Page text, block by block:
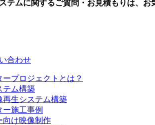
テムに関するご質問・お見積もりは、 お
合わせ
ープロジェクトとは？
テム構築
再生システム構築
ー施工事例
向け映像制作